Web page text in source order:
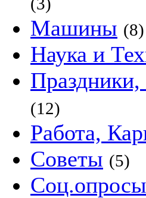
Машины (8)
Наука и
(12)
Работа,
Советы (5)
Соц.опросы